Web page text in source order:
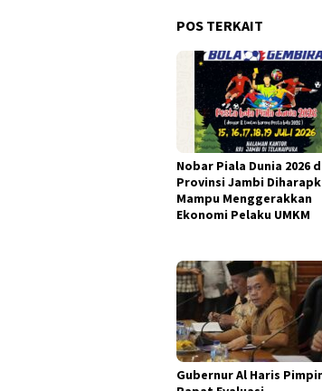
POS TERKAIT
Nobar Piala Dunia 2026
Provinsi Jambi
Mampu Menggerakkan
Ekonomi Pelaku UMKM
Gubernur Al Haris